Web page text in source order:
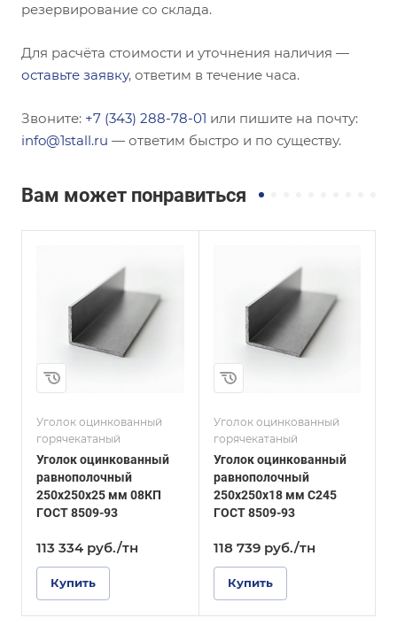
резервирование со склада.
Для расчёта стоимости и уточнения наличия —
оставьте заявку, ответим в течение часа.
Звоните: +7 (343) 288-78-01 или пишите на почту:
info@1stall.ru — ответим быстро и по существу.
Вам может понравиться
Уголок оцинкованный
горячекатаный
Уголок оцинкованный
равнополочный
250х250х25 мм 08КП
ГОСТ 8509-93
113 334 руб./тн
Купить
Равнополочный
Высота, мм
250
Толщина, мм
ГОСТ, ТУ
ГОСТ 8509-93
Покрытие
Оцинкованное
Уголок оцинкованный
горячекатаный
Уголок оцинкованный
равнополочный
250х250х18 мм С245
ГОСТ 8509-93
118 739 руб./тн
Купить
Равнополочный
Высота, мм
40
Толщина, мм
ГОСТ, ТУ
ГОСТ 19771-93
Покрытие
Оцинкованное